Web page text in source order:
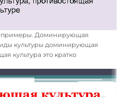
примеры. Доминирующая
культуры доминирующая
культура это кратко